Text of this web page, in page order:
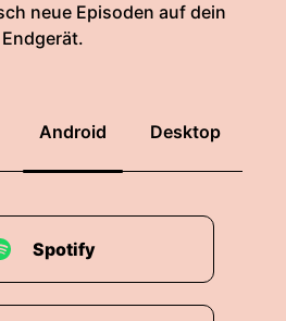
neue Episoden auf dein
Endgerät.
Android Desktop
Spotify